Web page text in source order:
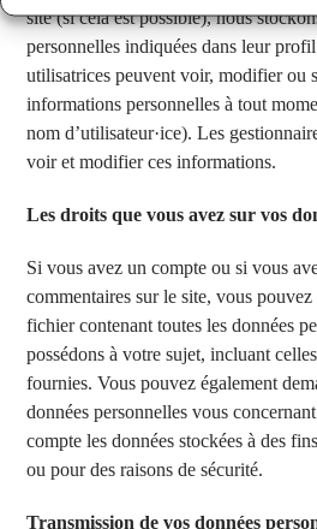
site (si cela est possible), nous
personnelles indiquées dans leur
utilisatrices peuvent voir, modifier ou
informations personnelles à tout
nom d’utilisateur·ice). Les
voir et modifier ces informations.
Les droits que vous avez sur vos
Si vous avez un compte ou si vous
commentaires sur le site, vous
fichier contenant toutes les données
possédons à votre sujet, incluant
fournies. Vous pouvez également
données personnelles vous
compte les données stockées à des
ou pour des raisons de sécurité.
Transmission de vos données